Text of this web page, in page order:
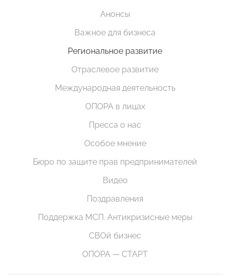
Анонсы
Важное для бизнеса
Региональное развитие
Отраслевое развитие
Международная деятельность
ОПОРА в лицах
Пресса о нас
Особое мнение
Бюро по защите прав предпринимателей
Видео
Поздравления
Поддержка МСП. Антикризисные меры
СВОй бизнес
ОПОРА — СТАРТ